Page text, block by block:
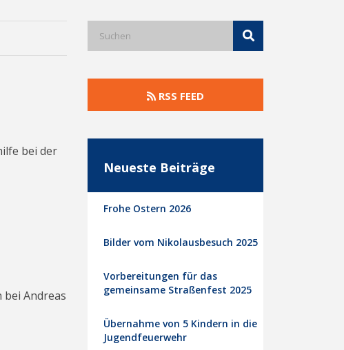
bei der
Andreas
RSS FEED
Neueste Beiträge
Frohe Ostern 2026
Bilder vom Nikolausbesuch 2025
Vorbereitungen für das
gemeinsame Straßenfest 2025
Übernahme von 5 Kindern in die
Jugendfeuerwehr